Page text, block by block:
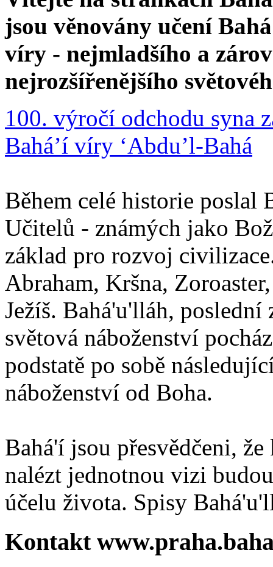
jsou věnovány učení
víry - nejmladšího a
nejrozšířenějšího
100. výročí odchodu syna
Bahá’í víry ‘Abdu’l-Bahá
Během celé historie poslal
Učitelů - známých jako
základ pro rozvoj
Abraham, Kršna,
Ježíš. Bahá'u'lláh,
světová náboženství
podstatě po sobě
náboženství od Boha.
Bahá'í jsou přesvědčeni,
nalézt jednotnou vizi
účelu života. Spisy
Kontakt